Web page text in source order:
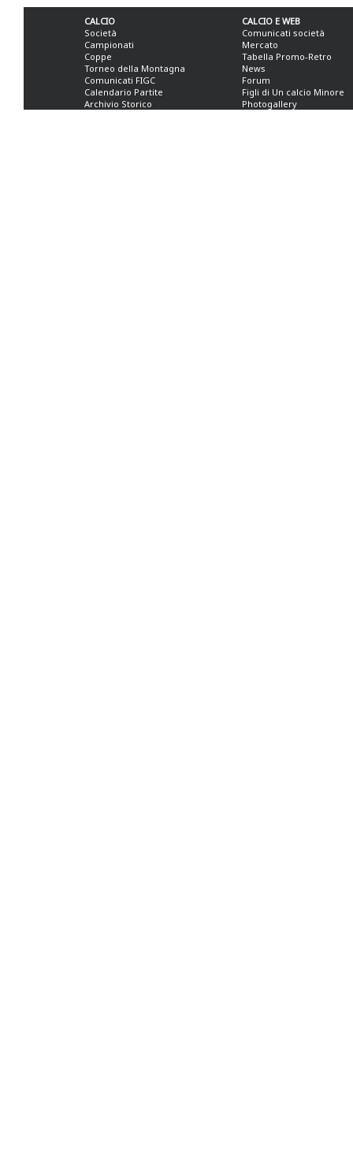
CALCIO
Società
Campionati
Coppe
Torneo della Montagna
Comunicati FIGC
Calendario Partite
Archivio Storico
CALCIO E WEB
Comunicati società
Mercato
Tabella Promo-Retro
News
Forum
Figli di Un calcio Minore
Photogallery